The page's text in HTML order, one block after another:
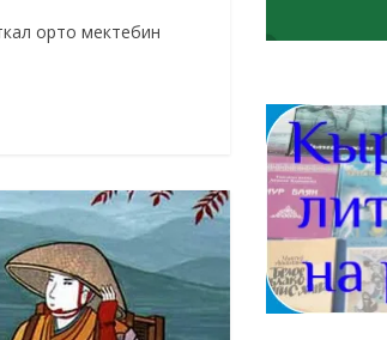
орто мектебин